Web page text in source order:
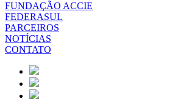
FUNDAÇÃO ACCIE
FEDERASUL
PARCEIROS
NOTÍCIAS
CONTATO